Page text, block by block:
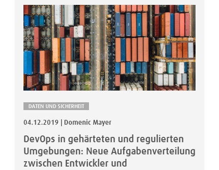
DATEN UND SICHERHEIT
04.12.2019 | Domenic Mayer
DevOps in gehärteten und regulierten
Umgebungen: Neue Aufgabenverteilung
zwischen Entwickler und